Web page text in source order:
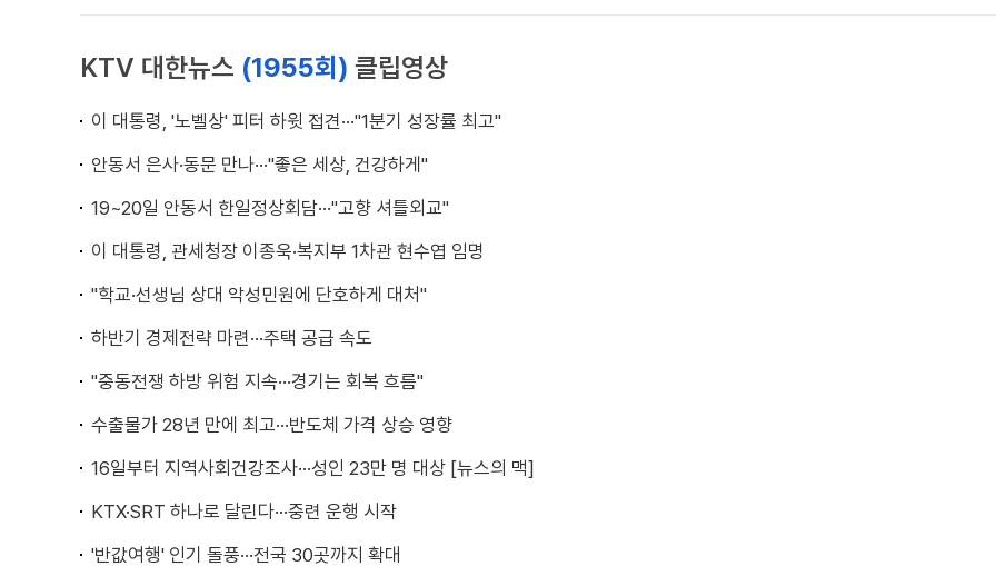
KTV 대한뉴스 (1955회) 클립영상
이 대통령, '노벨상' 피터 하윗 접견···"1분기 성장률 최고"
안동서 은사·동문 만나···"좋은 세상, 건강하게"
19~20일 안동서 한일정상회담···"고향 셔틀외교"
이 대통령, 관세청장 이종욱·복지부 1차관 현수엽 임명
"학교·선생님 상대 악성민원에 단호하게 대처"
하반기 경제전략 마련···주택 공급 속도
"중동전쟁 하방 위험 지속···경기는 회복 흐름"
수출물가 28년 만에 최고···반도체 가격 상승 영향
16일부터 지역사회건강조사···성인 23만 명 대상 [뉴스의 맥]
KTX·SRT 하나로 달린다···중련 운행 시작
'반값여행' 인기 돌풍···전국 30곳까지 확대